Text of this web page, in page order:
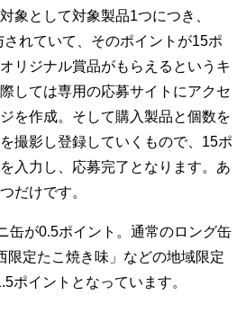
象として対象製品1つにつき、
れていて、そのポイントが15ポ
リジナル賞品がもらえるというキ
しては専用の応募サイトにアクセ
を作成。そして購入製品と個数を
撮影し登録していくもので、15ポ
入力し、応募完了となります。あ
だけです。
缶が0.5ポイント。通常のロング缶
限定たこ焼き味」などの地域限定
ポイントとなっています。